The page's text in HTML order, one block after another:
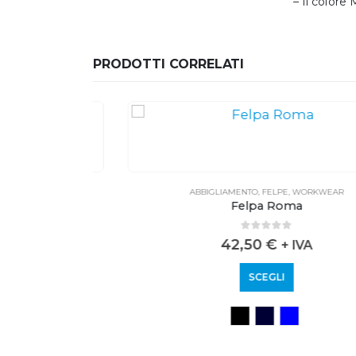
PRODOTTI CORRELATI
ABBIGLIAMENTO,FELPE,WORKWEAR
Felpa Roma
out of 5
42,50€ + IVA
SCEGLI